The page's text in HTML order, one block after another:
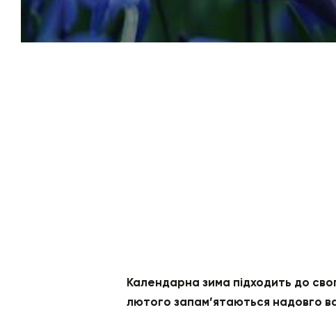
Календарна зима підходить до
лютого запам’ятаються надовго